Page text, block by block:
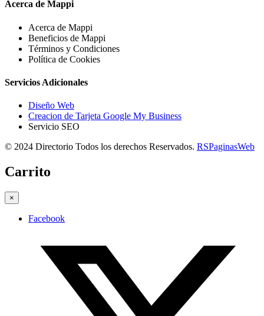
Acerca de Mappi
Acerca de Mappi
Beneficios de Mappi
Términos y Condiciones
Política de Cookies
Servicios Adicionales
Diseño Web
Creacion de Tarjeta Google My Business
Servicio SEO
© 2024 Directorio Todos los derechos Reservados. RSPaginasWeb
Carrito
×
Facebook